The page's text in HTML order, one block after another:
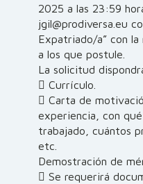
2025 a las 23:59
jgil@prodiversa.eu
Expatriado/a” con
a los que postule.
La solicitud
 Currículo.
 Carta de
experiencia, con
trabajado, cuántos
etc.
Demostración de
 Se requerirá